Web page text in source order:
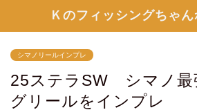
Ｋのフィッシングちゃ
シマノリールインプレ
25ステラSW シマノ最
グリールをインプレ